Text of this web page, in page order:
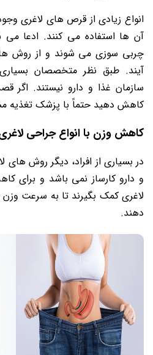
انواع زیادی از قرص های لاغری
آن ها استفاده می کنند. ادعا
چربی سوزی می شوند و از روش
آیند. طبق نظر متخصصان بسیاری
سازمان غذا و دارو نیستند. اگر
کاهش دهید حتماً با پزشک تغذیه
کاهش وزن با انواع جراحی
در بسیاری از افراد، دیگر روش
و دارو کارساز نمی باشد و برای
لاغری کمک بگیرند تا به سرعت
دهند.